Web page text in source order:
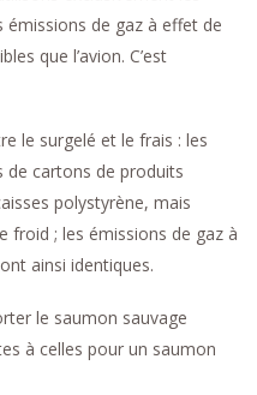
de gaz à effet de
que l’avion. C’est
le surgelé et le frais : les
cartons de produits
polystyrène, mais
froid ; les émissions de gaz à
ainsi identiques.
le saumon sauvage
à celles pour un saumon